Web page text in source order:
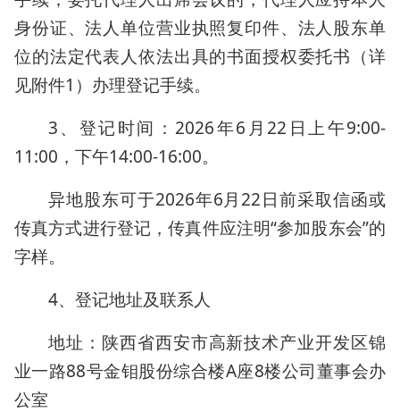
身份证、法人单位营业执照复印件、法人股东单
位的法定代表人依法出具的书面授权委托书（详
见附件1）办理登记手续。
3、登记时间：2026年6月22日上午9:00-
11:00，下午14:00-16:00。
异地股东可于2026年6月22日前采取信函或
传真方式进行登记，传真件应注明“参加股东会”的
字样。
4、登记地址及联系人
地址：陕西省西安市高新技术产业开发区锦
业一路88号金钼股份综合楼A座8楼公司董事会办
公室